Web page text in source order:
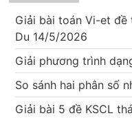
Giải bài toán Vi-et đề
Du 14/5/2026
Giải phương trình
So sánh hai phân số
Giải bài 5 đề KSCL